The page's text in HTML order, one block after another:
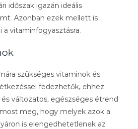
időszak igazán ideális
Azonban ezek mellett is
vitaminfogyasztásra.
szükséges vitaminok és
fedezhetők, ehhez
változatos, egészséges étrend
meg, hogy melyek azok a
is elengedhetetlenek az